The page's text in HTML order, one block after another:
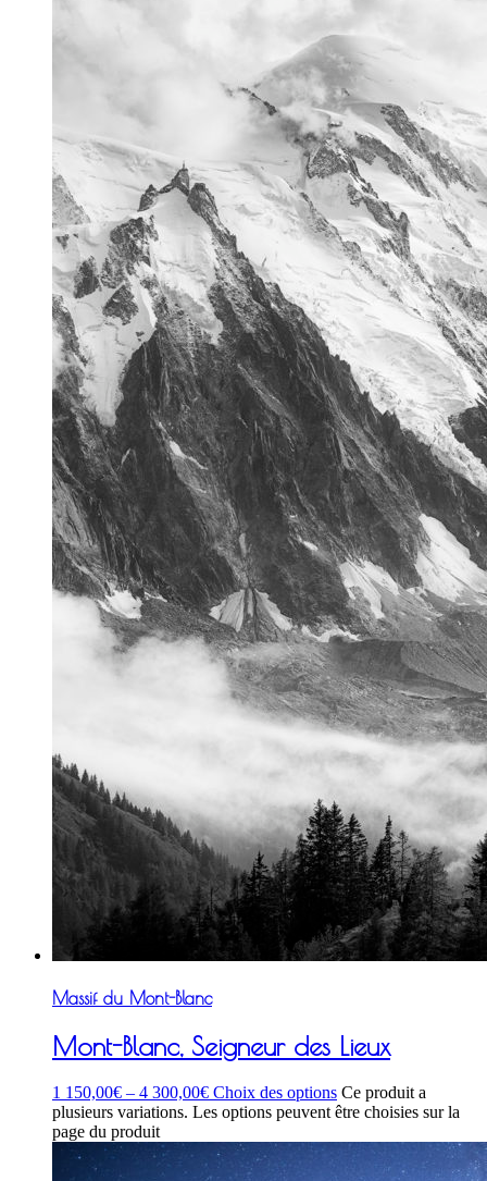
Massif du Mont-Blanc
Mont-Blanc, Seigneur des Lieux
1 150,00€ – 4 300,00€ Choix des options Ce produit a
plusieurs variations. Les options peuvent être choisies sur la
page du produit